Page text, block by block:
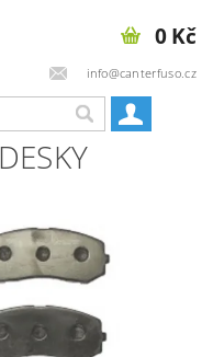
info@canterfuso.cz
0 Kč